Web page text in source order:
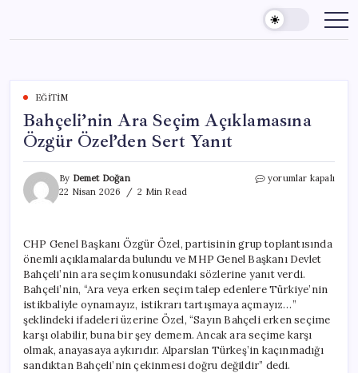
content
EĞITIM
Bahçeli’nin Ara Seçim Açıklamasına
Özgür Özel’den Sert Yanıt
By Demet Doğan
22 Nisan 2026
2 Min Read
Bahçeli’nin
Özel’den
Sert
Yanıt
için
yorumlar kapalı
CHP Genel Başkanı Özgür Özel, partisinin grup toplantısında
önemli açıklamalarda bulundu ve MHP Genel Başkanı Devlet
Bahçeli’nin ara seçim konusundaki sözlerine yanıt verdi.
Bahçeli’nin, “Ara veya erken seçim talep edenlere Türkiye’nin
istikbaliyle oynamayız, istikrarı tartışmaya açmayız…”
şeklindeki ifadeleri üzerine Özel, “Sayın Bahçeli erken seçime
karşı olabilir, buna bir şey demem. Ancak ara seçime karşı
olmak, anayasaya aykırıdır. Alparslan Türkeş’in kaçınmadığı
sandıktan Bahçeli’nin çekinmesi doğru değildir” dedi.